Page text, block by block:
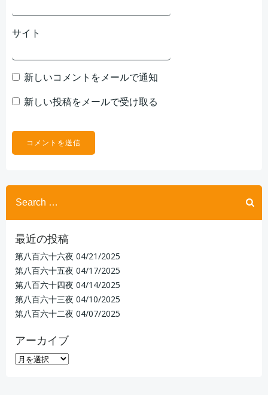
サイト
新しいコメントをメールで通知
新しい投稿をメールで受け取る
Search
for:
最近の投稿
第八百六十六夜 04/21/2025
第八百六十五夜 04/17/2025
第八百六十四夜 04/14/2025
第八百六十三夜 04/10/2025
第八百六十二夜 04/07/2025
アーカイブ
ア